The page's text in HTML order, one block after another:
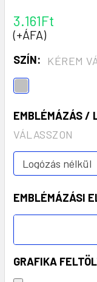
3.161Ft
(+ÁFA)
SZÍN: KÉREM
EMBLÉMÁZÁS /
VÁLASSZON
EMBLÉMÁZÁSI
GRAFIKA